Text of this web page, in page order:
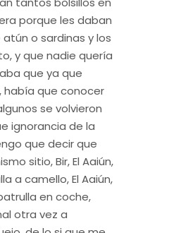
porque les daban
o sardinas y los
y que nadie quería
que ya que
había que conocer
se volvieron
ignorancia de la
que decir que
sitio, Bir, El Aaiún,
a camello, El Aaiún,
en coche,
otra vez a